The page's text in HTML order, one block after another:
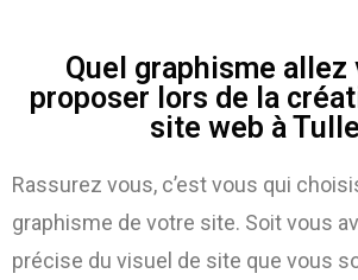
Quel graphisme allez
proposer lors de la
site web à
Rassurez vous, c’est vous qui
graphisme de votre site. Soit vous
précise du visuel de site que vous